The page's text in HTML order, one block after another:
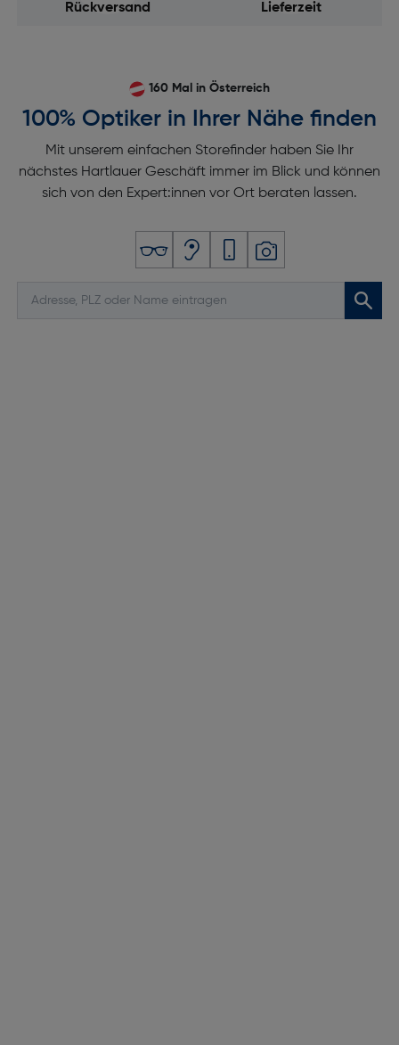
Rückversand
Lieferzeit
160 Mal in Österreich
100% Optiker in Ihrer Nähe finden
Mit unserem einfachen Storefinder haben Sie Ihr
nächstes Hartlauer Geschäft immer im Blick und können
sich von den Expert:innen vor Ort beraten lassen.